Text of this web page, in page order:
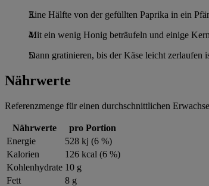
Eine Hälfte von der gefüllten Paprika in ein
Mit ein wenig Honig beträufeln und einige
Dann gratinieren, bis der Käse leicht zerlaufen
Nährwerte
Referenzmenge für einen durchschnittlichen
Nährwerte
pro Portion
Energie
528 kj (6 %)
Kalorien
126 kcal (6 %)
Kohlenhydrate 10 g
Fett
8 g